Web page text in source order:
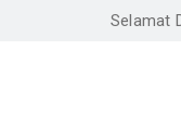
Selamat